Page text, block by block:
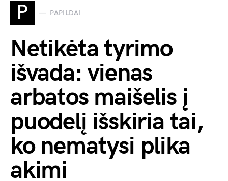
P PAPILDAI
Netikėta tyrimo
išvada: vienas
arbatos maišelis į
puodelį išskiria tai,
ko nematysi plika
akimi